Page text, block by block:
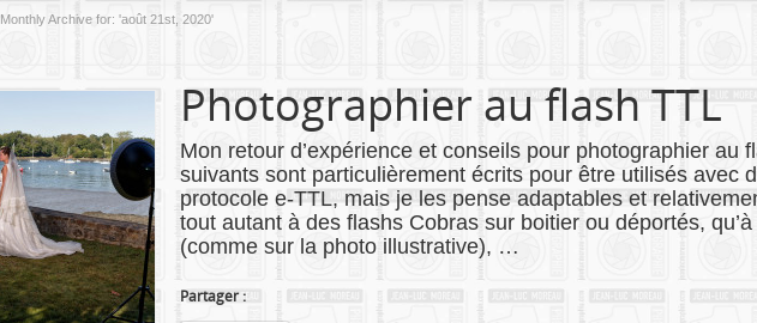
Monthly Archive for: 'août 21st, 2020'
Photographier au flash TTL
Mon retour d’expérience et conseils pour photographier au
suivants sont particulièrement écrits pour être utilisés avec
protocole e-TTL, mais je les pense adaptables et
tout autant à des flashs Cobras sur boitier ou déportés,
(comme sur la photo illustrative), …
Partager :